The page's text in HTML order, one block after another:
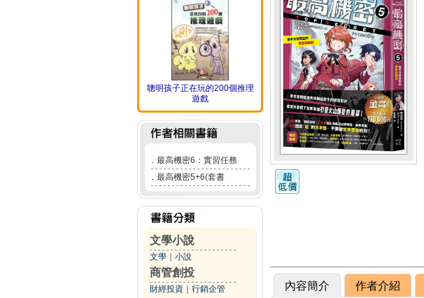
聰明孩子正在玩的200個推理
遊戲
． 最高機密6：實習任務
． 最高機密5+6(套書
文學小說
文學 小說
商管創投
財經投資 行銷企管 內容簡介 作者介紹